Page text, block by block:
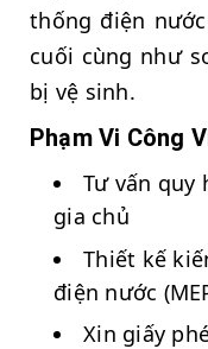
thống điện
cuối cùng như
bị vệ sinh.
Phạm Vi Công
Tư vấn quy
gia chủ
Thiết kế
điện nước
Xin giấy